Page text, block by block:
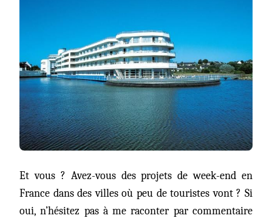
Et vous ? Avez-vous des projets de week-end en
France dans des villes où peu de touristes vont ? Si
oui, n’hésitez pas à me raconter par commentaire